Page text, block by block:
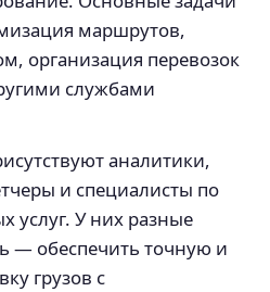
маршрутов,
организация перевозок
службами
аналитики,
и специалисты по
услуг. У них разные
— обеспечить точную и
грузов с